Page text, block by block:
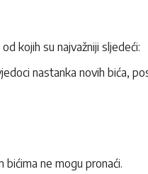
kojih su najvažniji sljedeći:
nastanka novih bića,
ne mogu pronaći.